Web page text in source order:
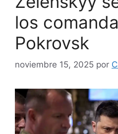
los
Pokrovsk
noviembre 15, 2025 por